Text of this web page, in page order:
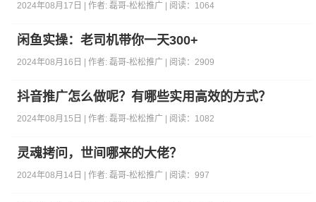
2024年08月17日 | 作者:磊哥-松松推广 | 阅读： 1064
闲鱼实操：老司机带你一天300+
2024年08月16日 | 作者:磊哥-松松推广 | 阅读：2909
抖音推广怎么做呢？有哪些实用高效的方式？
2024年08月15日 | 作者:磊哥-松松推广 | 阅读： 1082
灵魂拷问，世间哪来的大佬？
2024年08月14日 | 作者:磊哥-松松推广 | 阅读：997